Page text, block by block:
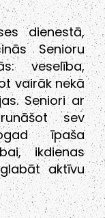
dienestā,
Senioru
veselība,
vairāk nekā
Seniori ar
sev
īpaša
ikdienas
aktīvu